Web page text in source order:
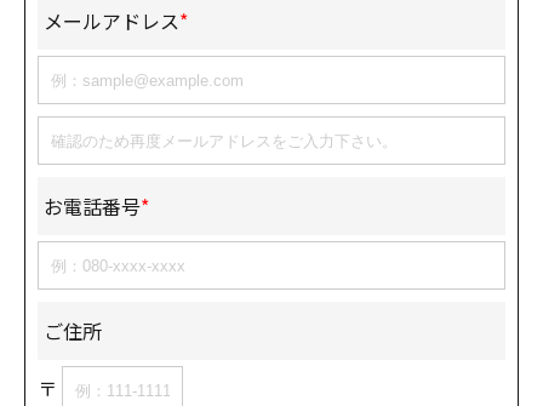
メールアドレス*
お電話番号*
ご住所
〒